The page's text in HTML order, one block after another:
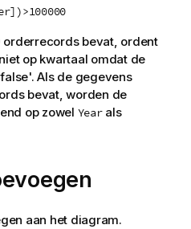
bevat, ordent
op kwartaal omdat de
Als de gegevens
bevat, worden de
op zowel Yearals
aan het diagram.